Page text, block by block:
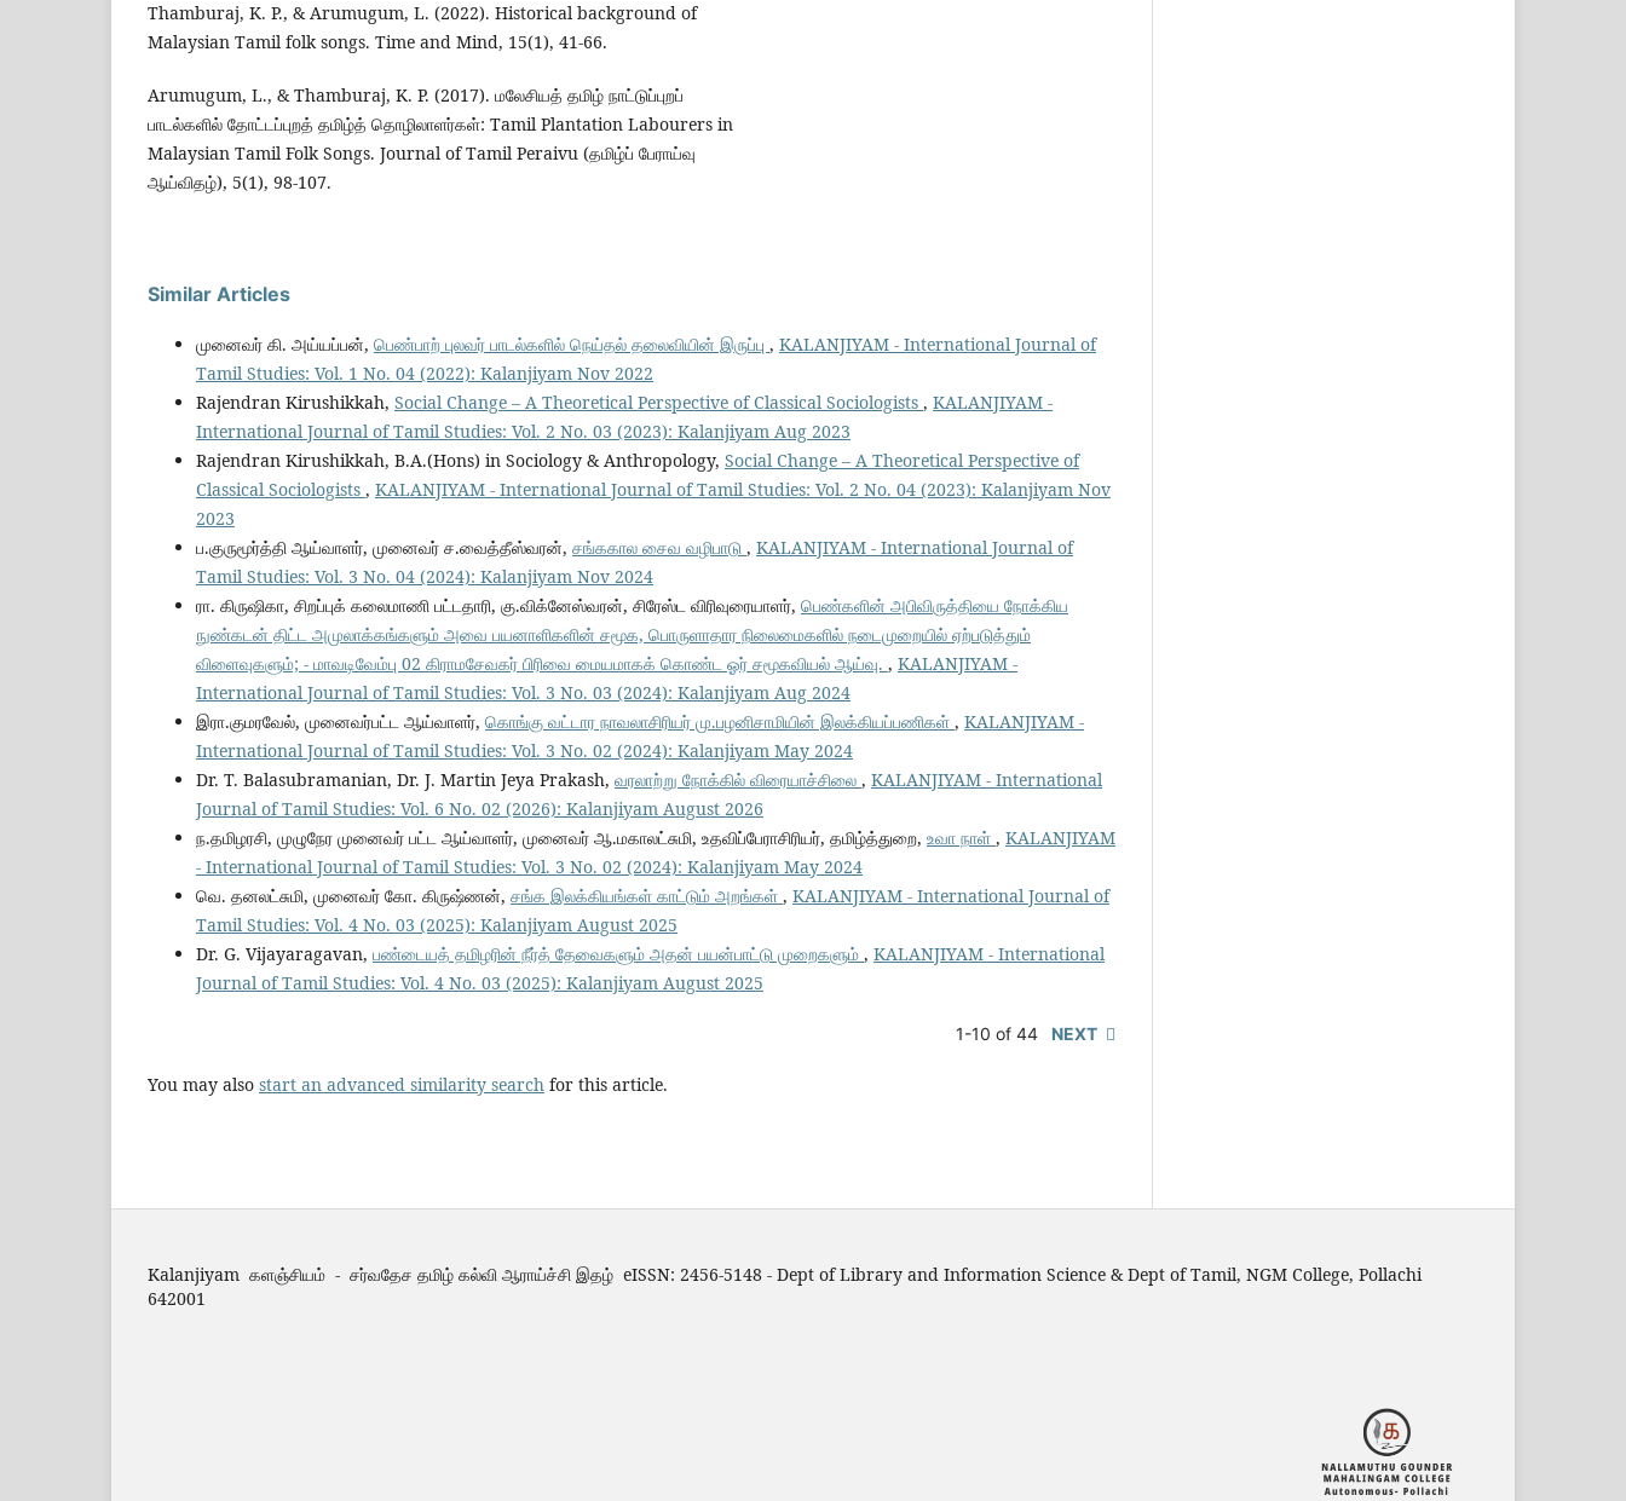
Thamburaj, K. P., & Arumugum, L. (2022). Historical background of
Malaysian Tamil folk songs. Time and Mind, 15(1), 41-66.
Arumugum, L., & Thamburaj, K. P. (2017). மலேசியத் தமிழ் நாட்டுப்புறப்
பாடல்களில் தோட்டப்புறத் தமிழ்த் தொழிலாளர்கள்: Tamil Plantation Labourers in
Malaysian Tamil Folk Songs. Journal of Tamil Peraivu (தமிழ்ப் பேராய்வு
ஆய்விதழ்), 5(1), 98-107.
Similar Articles
முனைவர் கி. அய்யப்பன், பெண்பாற் புலவர் பாடல்களில் நெய்தல் தலைவியின் இருப்பு , KALANJIYAM - International Journal of
Tamil Studies: Vol. 1 No. 04 (2022): Kalanjiyam Nov 2022
Rajendran Kirushikkah, Social Change – A Theoretical Perspective of Classical Sociologists , KALANJIYAM -
International Journal of Tamil Studies: Vol. 2 No. 03 (2023): Kalanjiyam Aug 2023
Rajendran Kirushikkah, B.A.(Hons) in Sociology & Anthropology, Social Change – A Theoretical Perspective of
Classical Sociologists , KALANJIYAM - International Journal of Tamil Studies: Vol. 2 No. 04 (2023): Kalanjiyam Nov
2023
ப.குருமூர்த்தி ஆய்வாளர், முனைவர் ச.வைத்தீஸ்வரன், சங்ககால சைவ வழிபாடு , KALANJIYAM - International Journal of
Tamil Studies: Vol. 3 No. 04 (2024): Kalanjiyam Nov 2024
ரா. கிருஷிகா, சிறப்புக் கலைமாணி பட்டதாரி, கு.விக்னேஸ்வரன், சிரேஸ்ட விரிவுரையாளர், பெண்களின் அபிவிருத்தியை நோக்கிய
நுண்கடன் திட்ட அமுலாக்கங்களும் அவை பயனாளிகளின் சமூக, பொருளாதார நிலைமைகளில் நடைமுறையில் ஏற்படுத்தும்
விளைவுகளும்; - மாவடிவேம்பு 02 கிராமசேவகர் பிரிவை மையமாகக் கொண்ட ஓர் சமூகவியல் ஆய்வு. , KALANJIYAM -
International Journal of Tamil Studies: Vol. 3 No. 03 (2024): Kalanjiyam Aug 2024
இரா.குமரவேல், முனைவர்பட்ட ஆய்வாளர், கொங்கு வட்டார நாவலாசிரியர் மு.பழனிசாமியின் இலக்கியப்பணிகள் , KALANJIYAM -
International Journal of Tamil Studies: Vol. 3 No. 02 (2024): Kalanjiyam May 2024
Dr. T. Balasubramanian, Dr. J. Martin Jeya Prakash, வரலாற்று நோக்கில் விரையாச்சிலை , KALANJIYAM - International
Journal of Tamil Studies: Vol. 6 No. 02 (2026): Kalanjiyam August 2026
ந.தமிழரசி, முழுநேர முனைவர் பட்ட ஆய்வாளர், முனைவர் ஆ.மகாலட்சுமி, உதவிப்பேராசிரியர், தமிழ்த்துறை, உவா நாள் , KALANJIYAM
- International Journal of Tamil Studies: Vol. 3 No. 02 (2024): Kalanjiyam May 2024
வெ. தனலட்சுமி, முனைவர் கோ. கிருஷ்ணன், சங்க இலக்கியங்கள் காட்டும் அறங்கள் , KALANJIYAM - International Journal of
Tamil Studies: Vol. 4 No. 03 (2025): Kalanjiyam August 2025
Dr. G. Vijayaragavan, பண்டையத் தமிழரின் நீர்த் தேவைகளும் அதன் பயன்பாட்டு முறைகளும் , KALANJIYAM - International
Journal of Tamil Studies: Vol. 4 No. 03 (2025): Kalanjiyam August 2025
1-10 of 44 NEXT
You may also start an advanced similarity search for this article.
Kalanjiyam களஞ்சியம் - சர்வதேச தமிழ் கல்வி ஆராய்ச்சி இதழ் eISSN: 2456-5148 - Dept of Library and Information Science & Dept of Tamil, NGM College, Pollachi
642001